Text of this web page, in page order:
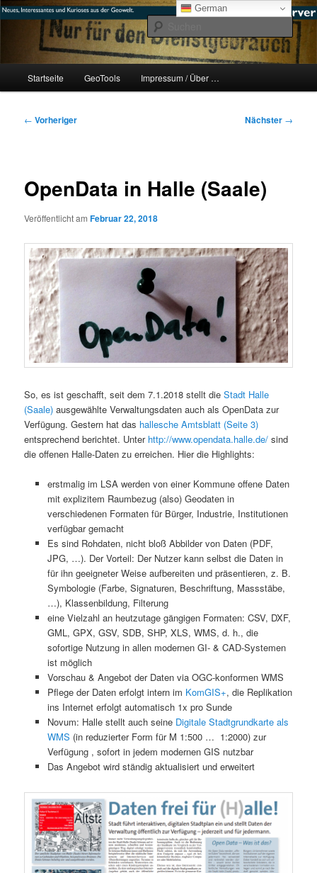
Zum
primären
#geoObserver
mikeE's GeoBlog
Startseite GeoTools Impressum / Über …
Beitragsnavigation
← Vorheriger Nächster →
OpenData in Halle (Saale)
Veröffentlicht amFebruar 22, 2018
So, es ist geschafft, seit dem 7.1.2018 stellt dieStadt Halle
(Saale) ausgewählte Verwaltungsdaten auch als OpenData zur
Verfügung. Gestern hat das hallesche Amtsblatt (Seite 3)
entsprechend berichtet. Unter http://www.opendata.halle.de/ sind
die offenen Halle-Daten zu erreichen. Hier die Highlights:
erstmalig im LSA werden von einer Kommune offene Daten
mit explizitem Raumbezug (also) Geodaten in
verschiedenen Formaten für Bürger, Industrie, Institutionen
verfügbar gemacht
Es sind Rohdaten, nicht bloß Abbilder von Daten (PDF,
JPG, …). Der Vorteil: Der Nutzer kann selbst die Daten in
für ihn geeigneter Weise aufbereiten und präsentieren, z. B.
Symbologie (Farbe, Signaturen, Beschriftung, Massstäbe,
…), Klassenbildung, Filterung
eine Vielzahl an heutzutage gängigen Formaten: CSV, DXF,
GML, GPX, GSV, SDB, SHP, XLS, WMS, d. h., die
sofortige Nutzung in allen modernen GI- & CAD-Systemen
ist möglich
Vorschau & Angebot der Daten via OGC-konformen WMS
Pflege der Daten erfolgt intern im KomGIS+, die Replikation
ins Internet erfolgt automatisch 1x pro Sunde
Novum: Halle stellt auch seine Digitale Stadtgrundkarte als
WMS (in reduzierter Form für M 1:500 … 1:2000) zur
Verfügung , sofort in jedem modernen GIS nutzbar
Das Angebot wird ständig aktualisiert und erweitert
German